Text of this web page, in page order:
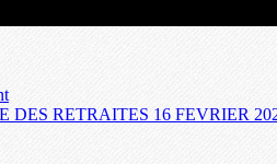
DES RETRAITES 16 FEVRIER